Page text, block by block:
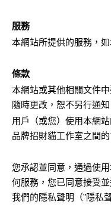
服務
本網站所提供的服務，
條款
本網站或其他相關文件
隨時更改，恕不另行通知
用戶（或您）使用本網
品牌招財貓工作室之間的
您承認並同意，通過使
何服務，您已同意接受並
我們的隱私聲明（”隱私